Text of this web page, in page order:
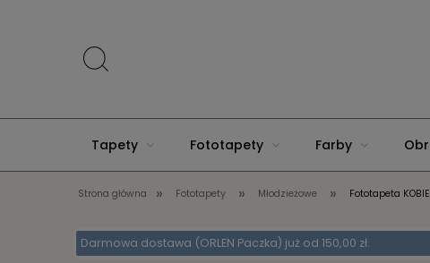
Tapety Fototapety Farby
Akcesoria do domu
Strona główna » Fototapety » Młodzieżowe » Fototapeta
Darmowa dostawa (ORLEN Paczka) już od 150,00 zł.